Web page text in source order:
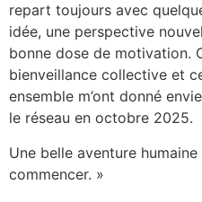
repart toujours avec
idée, une perspective
bonne dose de motivation.
bienveillance collective et
ensemble m’ont donné
le réseau en octobre 2025.
Une belle aventure
commencer. »